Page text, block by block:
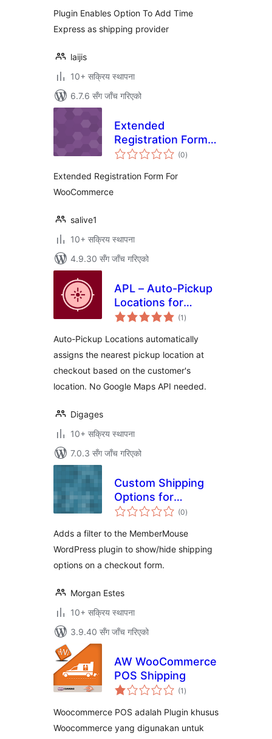
Plugin Enables Option To Add Time
Express as shipping provider
laijis
10+ सक्रिय स्थापना
6.7.6 सँग जाँच गरिएको
Extended
Registration Form
For WooCommerce
(0कुल
रेटिङ्गहरू
)
Extended Registration Form For
WooCommerce
salive1
10+ सक्रिय स्थापना
4.9.30 सँग जाँच गरिएको
APL – Auto-Pickup
Locations for
WooCommerce
(1 कुल
रेटिङ्गहरू
)
Auto-Pickup Locations automatically
assigns the nearest pickup location at
checkout based on the customer's
location. No Google Maps API needed.
Digages
10+ सक्रिय स्थापना
7.0.3 सँग जाँच गरिएको
Custom Shipping
Options for
MemberMouse
(0कुल
रेटिङ्गहरू
)
Adds a filter to the MemberMouse
WordPress plugin to show/hide shipping
options on a checkout form.
Morgan Estes
10+ सक्रिय स्थापना
3.9.40 सँग जाँच गरिएको
AW WooCommerce
POS Shipping
(1 कुल
रेटिङ्गहरू
)
Woocommerce POS adalah Plugin khusus
Woocommerce yang digunakan untuk